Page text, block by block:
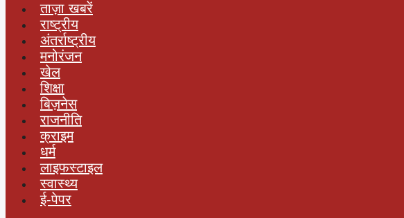
ताज़ा खबरें
राष्ट्रीय
अंतर्राष्ट्रीय
मनोरंजन
खेल
शिक्षा
बिज़नेस
राजनीति
क्राइम
धर्म
लाइफस्टाइल
स्वास्थ्य
ई-पेपर